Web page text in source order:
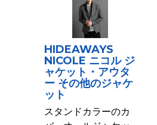
HIDEAWAYS
NICOLE ニコル ジ
ャケット・アウタ
ー その他のジャケ
ット
スタンドカラーのカ